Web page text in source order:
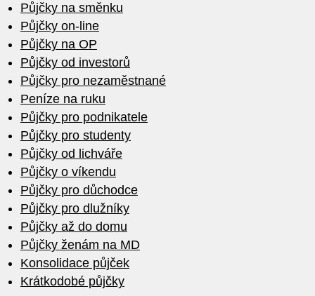
Půjčky na směnku
Půjčky on-line
Půjčky na OP
Půjčky od investorů
Půjčky pro nezaměstnané
Peníze na ruku
Půjčky pro podnikatele
Půjčky pro studenty
Půjčky od lichváře
Půjčky o víkendu
Půjčky pro důchodce
Půjčky pro dlužníky
Půjčky až do domu
Půjčky ženám na MD
Konsolidace půjček
Krátkodobé půjčky